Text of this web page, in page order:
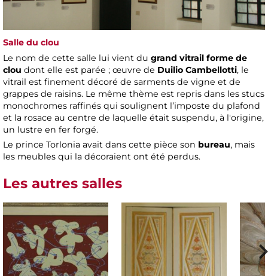
Salle du clou
Le nom de cette salle lui vient du grand vitrail forme de
clou dont elle est parée ; œuvre de Duilio Cambellotti, le
vitrail est finement décoré de sarments de vigne et de
grappes de raisins. Le même thème est repris dans les stucs
monochromes raffinés qui soulignent l’imposte du plafond
et la rosace au centre de laquelle était suspendu, à l'origine,
un lustre en fer forgé.
Le prince Torlonia avait dans cette pièce son bureau, mais
les meubles qui la décoraient ont été perdus.
Les autres salles